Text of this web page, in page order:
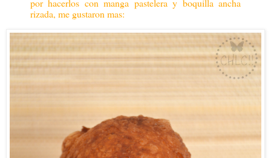
por hacerlos con manga pastelera y boquilla ancha
rizada, me gustaron mas: